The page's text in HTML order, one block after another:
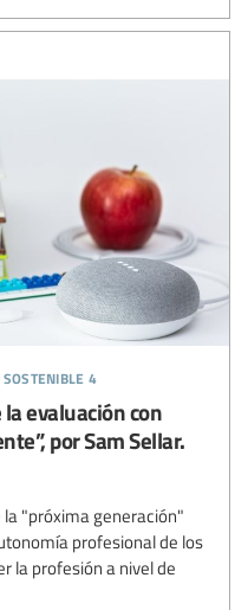
4
evaluación con
por Sam Sellar.
la "próxima generación"
profesional de los
la profesión a nivel de